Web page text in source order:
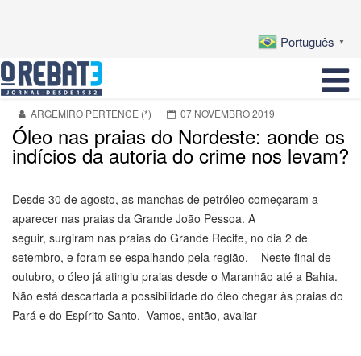
Português ▼
ARGEMIRO PERTENCE (*) 07 NOVEMBRO 2019
Óleo nas praias do Nordeste: aonde os
indícios da autoria do crime nos levam?
Desde 30 de agosto, as manchas de petróleo começaram a
aparecer nas praias da Grande João Pessoa. A
seguir, surgiram nas praias do Grande Recife, no dia 2 de
setembro, e foram se espalhando pela região. Neste final de
outubro, o óleo já atingiu praias desde o Maranhão até a Bahia.
Não está descartada a possibilidade do óleo chegar às praias do
Pará e do Espírito Santo. Vamos, então, avaliar